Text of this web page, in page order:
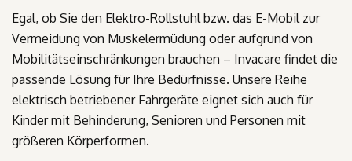
Egal, ob Sie den Elektro-Rollstuhl bzw. das E-Mobil zur
Vermeidung von Muskelermüdung oder aufgrund von
Mobilitätseinschränkungen brauchen – Invacare findet die
passende Lösung für Ihre Bedürfnisse. Unsere Reihe
elektrisch betriebener Fahrgeräte eignet sich auch für
Kinder mit Behinderung, Senioren und Personen mit
größeren Körperformen.